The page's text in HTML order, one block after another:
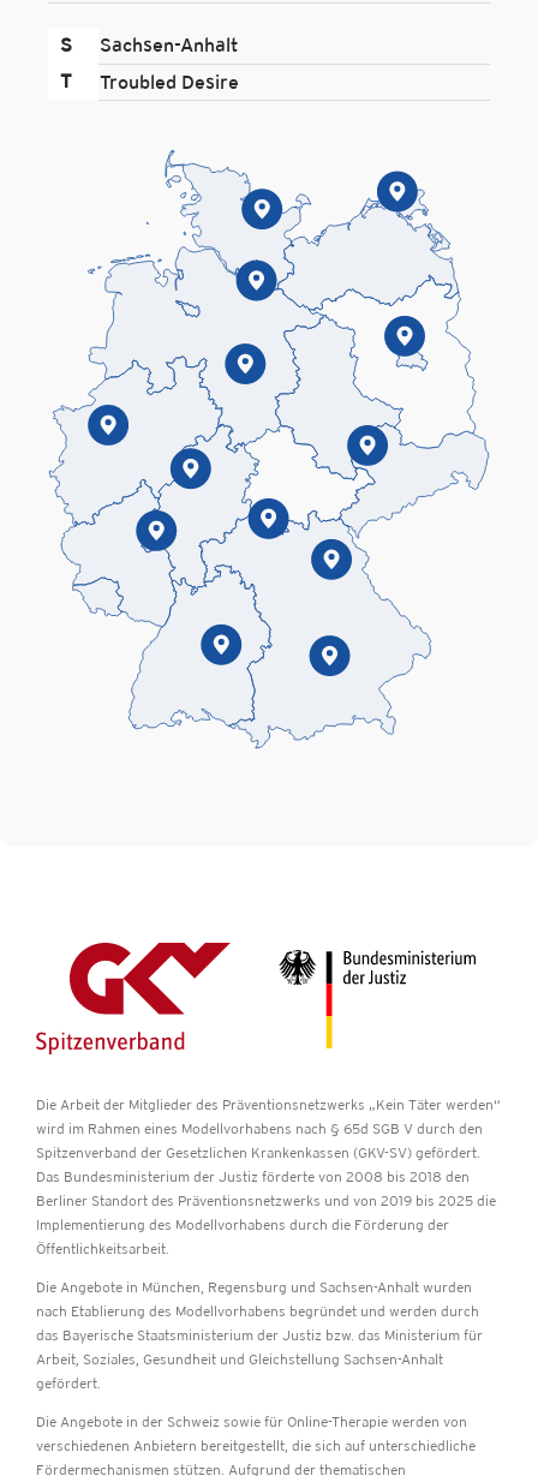
S
Sachsen-Anhalt
T
Troubled Desire
Die Arbeit der Mitglieder des Präventionsnetzwerks „Kein Täter werden“
wird im Rahmen eines Modellvorhabens nach § 65d SGB V durch den
Spitzenverband der Gesetzlichen Krankenkassen (GKV-SV) gefördert.
Das Bundesministerium der Justiz förderte von 2008 bis 2018 den
Berliner Standort des Präventionsnetzwerks und von 2019 bis 2025 die
Implementierung des Modellvorhabens durch die Förderung der
Öffentlichkeitsarbeit.
Die Angebote in München, Regensburg und Sachsen-Anhalt wurden
nach Etablierung des Modellvorhabens begründet und werden durch
das Bayerische Staatsministerium der Justiz bzw. das Ministerium für
Arbeit, Soziales, Gesundheit und Gleichstellung Sachsen-Anhalt
gefördert.
Die Angebote in der Schweiz sowie für Online-Therapie werden von
verschiedenen Anbietern bereitgestellt, die sich auf unterschiedliche
Fördermechanismen stützen. Aufgrund der thematischen